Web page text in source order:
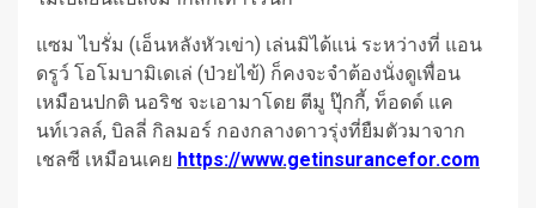
แซม ไบรั่ม (เอ็นหลังหัวเข่า) เล่นมิได้แน่ ระหว่างที่ แอน
ดรูว์ โอโมบามิเดเล่ (ป่วยไข้) ก็คงจะจำต้องนั่งดูเพื่อน
เหมือนปกติ นอริช จะเอามาโดย ตีมู ปุ๊กกี้, ท็อดด์ แค
นท์เวลล์, บิลลี่ กิลมอร์ กองกลางดาวรุ่งที่ยืมตัวมาจาก
เชลซี เหมือนเคย https://www.getinsurancefor.com